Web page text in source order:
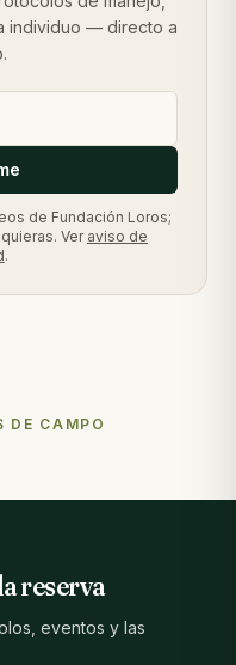
individuo — directo a
de Fundación Loros;
Veraviso de
.
DE CAMPO
reserva
eventos y las